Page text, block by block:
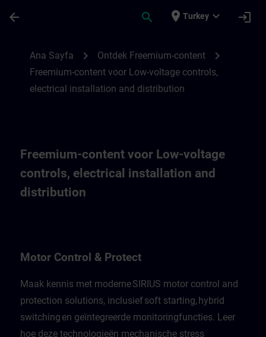
arrow_back search place Turkey expand_more login
Ana Sayfa chevron_right Ontdek Freemium-content chevron_right
Freemium-content voor Low-voltage controls,
electrical installation and distribution
Freemium-content voor Low-voltage
controls, electrical installation and
distribution
Motor Control & Protect
Maak kennis met moderne SIRIUS motor control and
protection solutions, inclusief soft starting, hybrid
switching en geïntegreerde monitoringfuncties. Leer
hoe deze technologieën mechanische stress